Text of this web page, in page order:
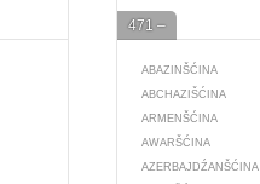
471 –
ABAZINŠĆINA
ABCHAZIŠĆINA
ARMENŠĆINA
AWARŠĆINA
AZERBAJDŹANŠĆINA